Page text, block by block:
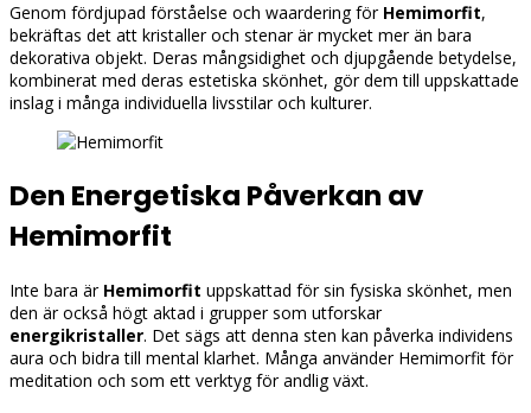
Genom fördjupad förståelse och waardering för Hemimorfit,
bekräftas det att kristaller och stenar är mycket mer än bara
dekorativa objekt. Deras mångsidighet och djupgående betydelse,
kombinerat med deras estetiska skönhet, gör dem till uppskattade
inslag i många individuella livsstilar och kulturer.
Den Energetiska Påverkan av
Hemimorfit
Inte bara är Hemimorfit uppskattad för sin fysiska skönhet, men
den är också högt aktad i grupper som utforskar
energikristaller. Det sägs att denna sten kan påverka individens
aura och bidra till mental klarhet. Många använder Hemimorfit för
meditation och som ett verktyg för andlig växt.